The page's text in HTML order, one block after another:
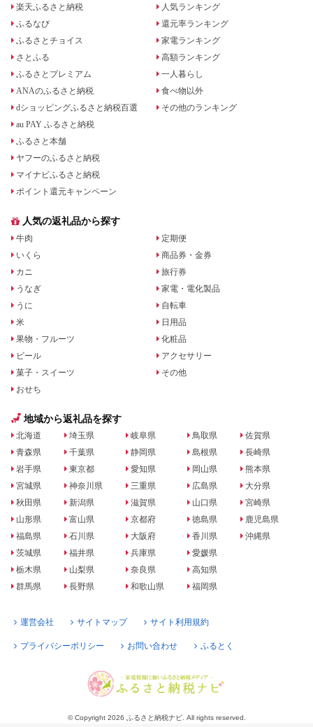
楽天ふるさと納税
ふるなび
ふるさとチョイス
さとふる
ふるさとプレミアム
ANAのふるさと納税
dショッピングふるさと納税百選
au PAY ふるさと納税
ふるさと本舗
ヤフーのふるさと納税
マイナビふるさと納税
ポイント還元キャンペーン
人気ランキング
還元率ランキング
家電ランキング
高額ランキング
一人暮らし
食べ物以外
その他のランキング
人気の返礼品から探す
牛肉
いくら
カニ
うなぎ
うに
米
果物・フルーツ
ビール
菓子・スイーツ
おせち
定期便
商品券・金券
旅行券
家電・電化製品
自転車
日用品
化粧品
アクセサリー
その他
地域から返礼品を探す
北海道
青森県
岩手県
宮城県
秋田県
山形県
福島県
茨城県
栃木県
群馬県
埼玉県
千葉県
東京都
神奈川県
新潟県
富山県
石川県
福井県
山梨県
長野県
岐阜県
静岡県
愛知県
三重県
滋賀県
京都府
大阪府
兵庫県
奈良県
和歌山県
鳥取県
島根県
岡山県
広島県
山口県
徳島県
香川県
愛媛県
高知県
福岡県
佐賀県
長崎県
熊本県
大分県
宮崎県
鹿児島県
沖縄県
運営会社 サイトマップ サイト利用規約
プライバシーポリシー お問い合わせ ふるとく
© Copyright 2026 ふるさと納税ナビ. All rights reserved.